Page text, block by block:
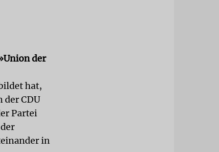
der
hat,
der CDU
Partei
in